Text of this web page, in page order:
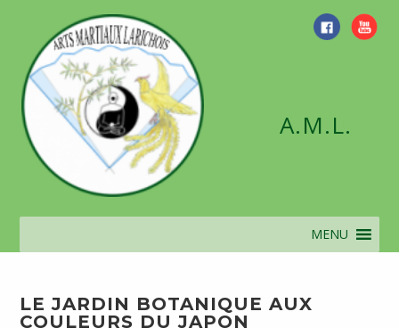
content
A.M.L.
MENU
LE JARDIN BOTANIQUE AUX
COULEURS DU JAPON